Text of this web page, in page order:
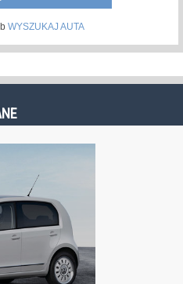
WYSZUKAJ AUTA